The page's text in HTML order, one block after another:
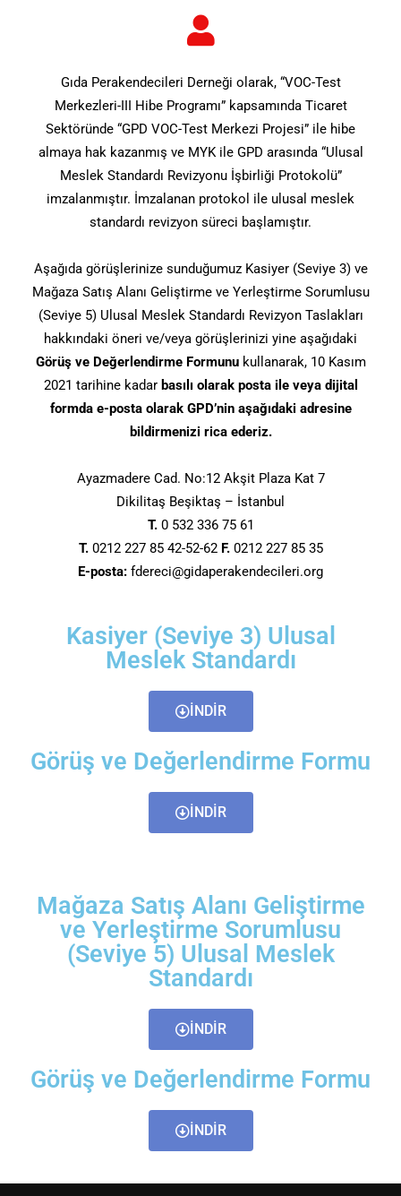
Gıda Perakendecileri Derneği olarak, “VOC-Test
Merkezleri-III Hibe Programı” kapsamında Ticaret
Sektöründe “GPD VOC-Test Merkezi Projesi” ile hibe
almaya hak kazanmış ve MYK ile GPD arasında “Ulusal
Meslek Standardı Revizyonu İşbirliği Protokolü”
imzalanmıştır. İmzalanan protokol ile ulusal meslek
standardı revizyon süreci başlamıştır.
Aşağıda görüşlerinize sunduğumuz Kasiyer (Seviye 3) ve
Mağaza Satış Alanı Geliştirme ve Yerleştirme Sorumlusu
(Seviye 5) Ulusal Meslek Standardı Revizyon Taslakları
hakkındaki öneri ve/veya görüşlerinizi yine aşağıdaki
Görüş ve Değerlendirme Formunukullanarak, 10 Kasım
2021 tarihine kadar basılı olarak posta ile veya dijital
formda e-posta olarak GPD’nin aşağıdaki adresine
bildirmenizi rica ederiz.
Ayazmadere Cad. No:12 Akşit Plaza Kat 7
Dikilitaş Beşiktaş – İstanbul
T. 0 532 336 75 61
T.0212 227 85 42-52-62 F.0212 227 85 35
E-posta: fdereci@gidaperakendecileri.org
Kasiyer (Seviye 3) Ulusal
Meslek Standardı
İNDİR
Görüş ve Değerlendirme Formu
İNDİR
Mağaza Satış Alanı Geliştirme
ve Yerleştirme Sorumlusu
(Seviye 5) Ulusal Meslek
Standardı
İNDİR
Görüş ve Değerlendirme Formu
İNDİR